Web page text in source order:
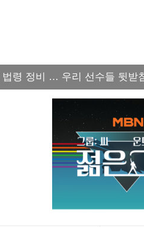
법령 정비 … 우리 선수들 뒷받